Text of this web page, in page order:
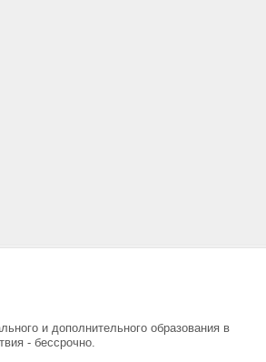
и дополнительного образования в
- бессрочно.